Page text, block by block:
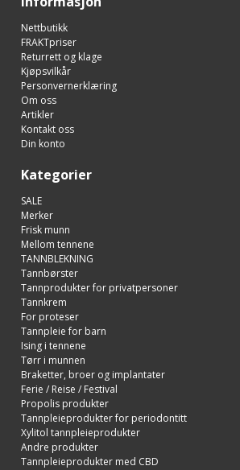
Nettbutikk
FRAKTpriser
Returrett og klage
Kjøpsvilkår
Personvernerklæring
Om oss
Artikler
Kontakt oss
Din konto
Kategorier
SALE
Merker
Frisk munn
Mellom tennene
TANNBLEKNING
Tannbørster
Tannprodukter for privatpersoner
Tannkrem
For proteser
Tannpleie for barn
Ising i tennene
Tørr i munnen
Braketter, broer og implantater
Ferie / Reise / Festival
Propolis produkter
Tannpleieprodukter for periodontitt
Xylitol tannpleieprodukter
Andre produkter
Tannpleieprodukter med CBD